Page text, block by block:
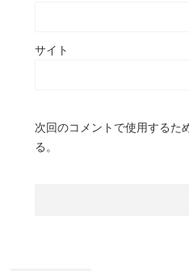
サイト
次回のコメントで使用するた
る。